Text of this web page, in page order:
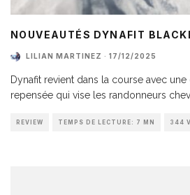
NOUVEAUTÉS DYNAFIT
LILIAN MARTINEZ · 17/12/2025
Dynafit revient dans la course avec
repensée qui vise les randonneurs
REVIEW TEMPS DE LECTURE: 7 MN 344